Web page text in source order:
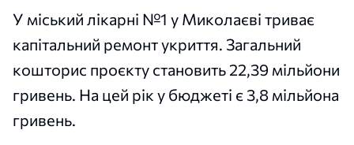
У міський лікарні №1 у Миколаєві триває
капітальний ремонт укриття. Загальний
кошторис проєкту становить 22,39 мільйони
гривень. На цей рік у бюджеті є 3,8 мільйона
гривень.